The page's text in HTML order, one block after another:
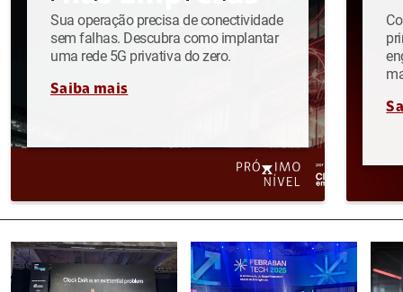
Sua operação precisa de conectividade
sem falhas. Descubra como implantar
uma rede 5G privativa do zero.
Saiba mais